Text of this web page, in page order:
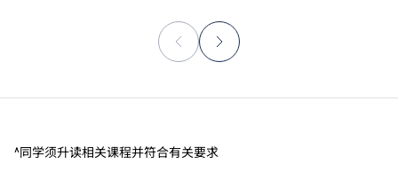
^同学须升读相关课程并符合有关要求